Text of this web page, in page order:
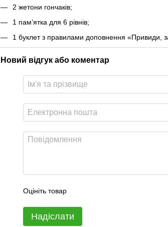
2 жетони гончаків;
1 пам’ятка для 6 рівнів;
1 буклет з правилами доповнення «Привиди,
Новий відгук або коментар
Оцініть товар
Надіслати